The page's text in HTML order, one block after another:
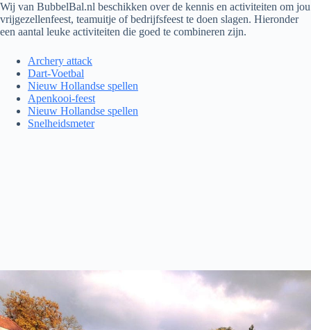
Wij van BubbelBal.nl beschikken over de kennis en activiteiten om jou
vrijgezellenfeest, teamuitje of bedrijfsfeest te doen slagen. Hieronder
een aantal leuke activiteiten die goed te combineren zijn.
Archery attack
Dart-Voetbal
Nieuw Hollandse spellen
Apenkooi-feest
Nieuw Hollandse spellen
Snelheidsmeter